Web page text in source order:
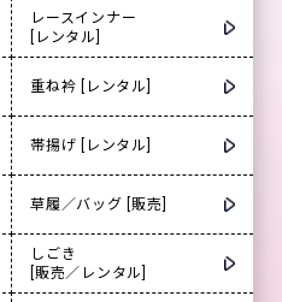
レースインナー
[レンタル]
重ね衿 [レンタル]
帯揚げ [レンタル]
草履／バッグ [販売]
しごき
[販売／レンタル]